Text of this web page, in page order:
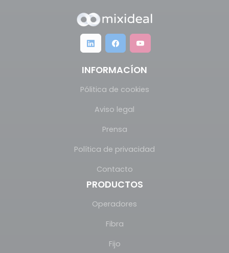
INFORMACÍON
Pólitica de cookies
Aviso legal
Prensa
Política de privacidad
Contacto
PRODUCTOS
Operadores
Fibra
Fijo